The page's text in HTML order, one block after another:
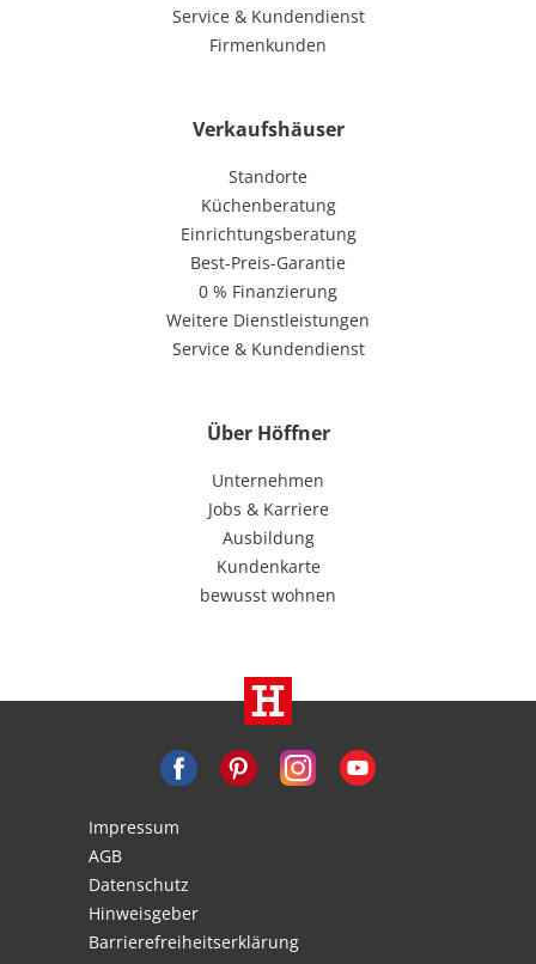
Service & Kundendienst
Firmenkunden
Verkaufshäuser
Standorte
Küchenberatung
Einrichtungsberatung
Best-Preis-Garantie
0 % Finanzierung
Weitere Dienstleistungen
Service & Kundendienst
Über Höffner
Unternehmen
Jobs & Karriere
Ausbildung
Kundenkarte
bewusst wohnen
Impressum
AGB
Datenschutz
Hinweisgeber
Barrierefreiheitserklärung